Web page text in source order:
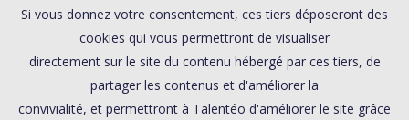
Si vous donnez votre consentement, ces tiers déposeront des
cookies qui vous permettront de visualiser
directement sur le site du contenu hébergé par ces tiers, de
partager les contenus et d'améliorer la
convivialité, et permettront à Talentéo d'améliorer le site grâce